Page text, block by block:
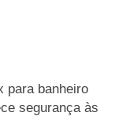
para banheiro
segurança às